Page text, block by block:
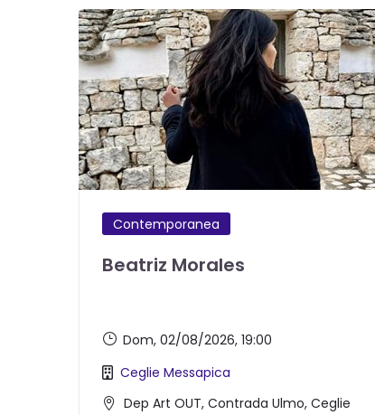
Contemporanea
Beatriz Morales
Dep Art OUT, Contrada Ulmo, Ceglie
Ceglie Messapica
Dom, 02/08/2026, 19:00